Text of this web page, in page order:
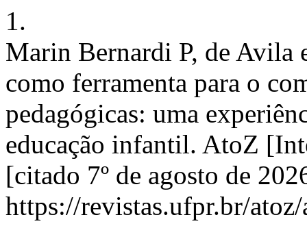
1.
Marin Bernardi P, de Avila
como ferramenta para o
pedagógicas: uma
educação infantil. AtoZ
[citado 7º de agosto de
https://revistas.ufpr.br/